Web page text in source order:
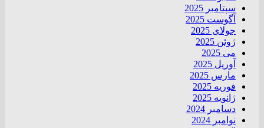
سپتامبر 2025
آگوست 2025
جولای 2025
ژوئن 2025
می 2025
آوریل 2025
مارس 2025
فوریه 2025
ژانویه 2025
دسامبر 2024
نوامبر 2024